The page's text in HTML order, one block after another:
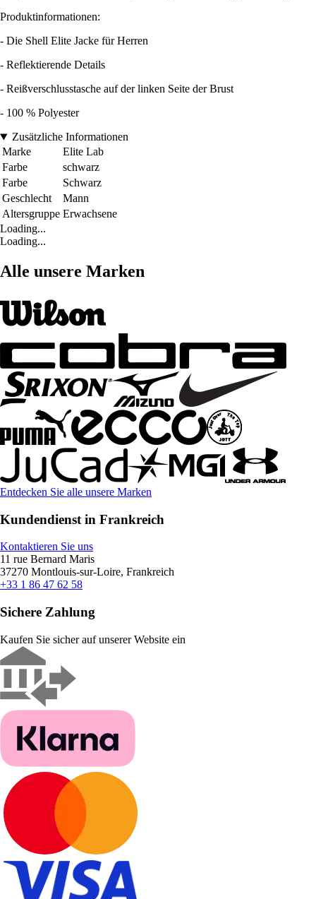
Produktinformationen:
- Die Shell Elite Jacke für Herren
- Reflektierende Details
- Reißverschlusstasche auf der linken Seite der Brust
- 100 % Polyester
Zusätzliche Informationen
Marke
Elite Lab
Farbe
schwarz
Farbe
Schwarz
Geschlecht
Mann
Altersgruppe Erwachsene
Loading...
Loading...
Alle unsere Marken
Entdecken Sie alle unsere Marken
Kundendienst in Frankreich
Kontaktieren Sie uns
11 rue Bernard Maris
37270 Montlouis-sur-Loire, Frankreich
+33 1 86 47 62 58
Sichere Zahlung
Kaufen Sie sicher auf unserer Website ein